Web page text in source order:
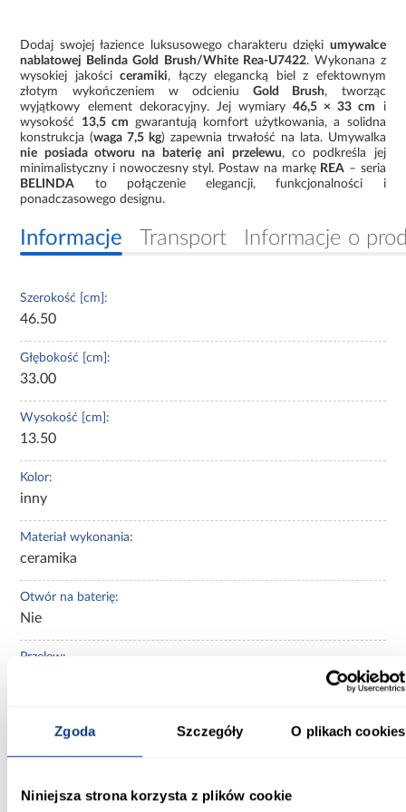
Zgoda Szczegóły O plikach cookies
Niniejsza strona korzysta z plików cookie
Dodaj swojej łazience luksusowego charakteru dzięki umywalce
nablatowej Belinda Gold Brush/White Rea-U7422. Wykonana z
wysokiej jakościceramiki, łączy elegancką biel z efektownym
złotym wykończeniem w odcieniuGold Brush, tworząc
wyjątkowy element dekoracyjny. Jej wymiary46,5 × 33 cm
i
wysokość
13,5 cm gwarantują komfort użytkowania, a solidna
konstrukcja (waga 7,5 kg) zapewnia trwałość na lata. Umywalka
nie posiada otworu na baterię ani przelewu, co podkreśla jej
minimalistyczny i nowoczesny styl. Postaw na markę REA – seria
BELINDA to połączenie elegancji, funkcjonalności i
ponadczasowego designu.
Informacje Transport Informacje o
Szerokość [cm]:
46.50
Głębokość [cm]:
33.00
Wysokość [cm]:
13.50
Kolor:
inny
Materiał wykonania:
ceramika
Otwór na baterię:
Nie
Przelew:
REA